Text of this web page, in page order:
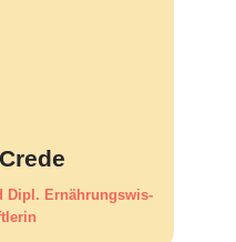
Dipl. Ernäh­rungs­wis­